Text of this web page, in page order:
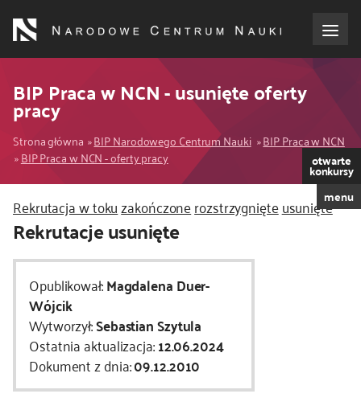
treści
dla wnioskodawców
dla realizujących projekty
dla ekspertów
efekty NCN
współpraca międzynarodowa
nagroda NCN
kontakt
BIP Praca w NCN - usunięte oferty
pracy
Ścieżka
nawigacyjna
Strona główna BIP Narodowego Centrum Nauki
BIP Praca w NCN
BIP Praca w NCN - oferty pracy
otwarte
konkursy
menu
Kod
CSS
i
JS
Rekrutacja w tokuzakończonerozstrzygnięteusunięte
Rekrutacje usunięte
Opublikował:Magdalena Duer-
Wójcik
Wytworzył:Sebastian Szytula
Ostatnia aktualizacja:12.06.2024
Dokument z dnia:09.12.2010